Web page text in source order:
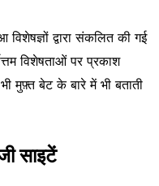
विशेषज्ञों द्वारा संकलित की गई
विशेषताओं पर प्रकाश
मुफ़्त बेट के बारे में भी बताती
साइटें